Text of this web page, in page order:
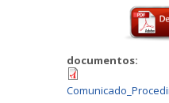
documentos: